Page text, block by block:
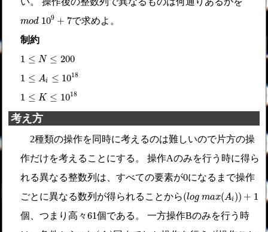
mod 109 + 7
d10 9+ 7
で求めよ。
制約
1 ≤ N ≤ 200
1 N ≤200
1 ≤ Ai ≤ 1018
1 A ≤ 18
1 ≤ K ≤ 1018
1 K ≤10 18
考え方
2種類の操作を同時に考えるのは難しいので片方の操
作だけを考えることにする。 操作Aのみを行う時に得ら
れる異なる整数列は、すべての要素が0
0になるまで操作
ごとに異なる数列が得られることから(log max(Ai )) + 1
(lo A )) +1
個、つまり高々61
61個である。 一方操作Bのみを行う時